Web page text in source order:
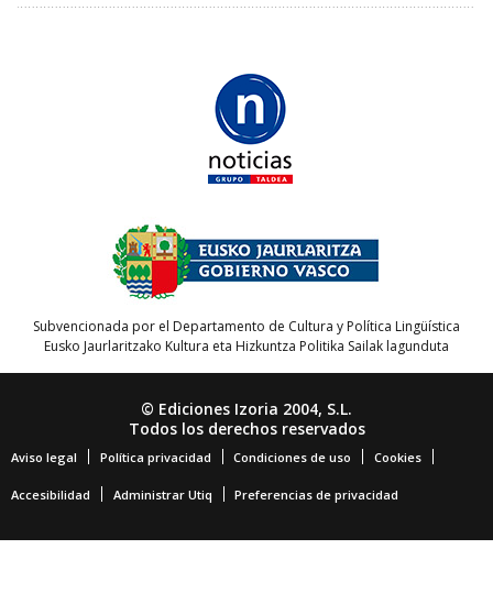
Subvencionada por el Departamento de Cultura y Política Lingüística
Eusko Jaurlaritzako Kultura eta Hizkuntza Politika Sailak lagunduta
© Ediciones Izoria 2004, S.L.
Todos los derechos reservados
Aviso legal Política privacidad Condiciones de uso Cookies
Accesibilidad Administrar Utiq Preferencias de privacidad